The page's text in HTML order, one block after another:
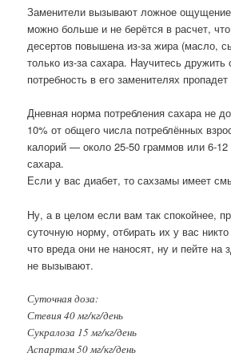
Заменители вызывают ложное
можно больше и не берётся в расчет,
десертов повышена из-за жира (масло,
только из-за сахара. Научитесь дружить
потребность в его заменителях пропадет
Дневная норма потребления сахара не
10% от общего числа потреблённых
калорий — около 25-50 граммов или 6-
сахара.
Если у вас диабет, то сахзамы имеет
Ну, а в целом если вам так спокойнее,
суточную норму, отбирать их у вас
что вреда они не наносят, ну и пейте на
не вызывают.
Суточная доза:
Стевия 40 мг/кг/день
Сукралоза 15 мг/кг/день
Аспартам 50 мг/кг/день